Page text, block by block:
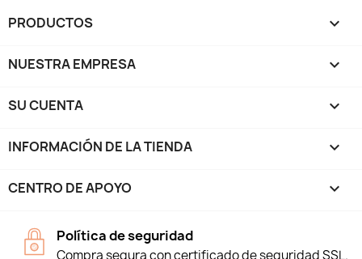
PRODUCTOS 
NUESTRA EMPRESA 
SU CUENTA 
INFORMACIÓN DE LA TIENDA keyboard_arrow_down
CENTRO DE APOYO 
Política de seguridad
Compra segura con certificado de seguridad SSL.